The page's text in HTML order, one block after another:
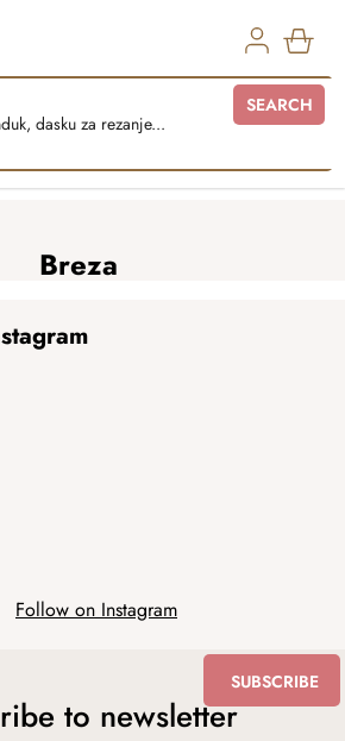
SEARCH
Breza
Follow on Instagram
to newsletter
SUBSCRIBE